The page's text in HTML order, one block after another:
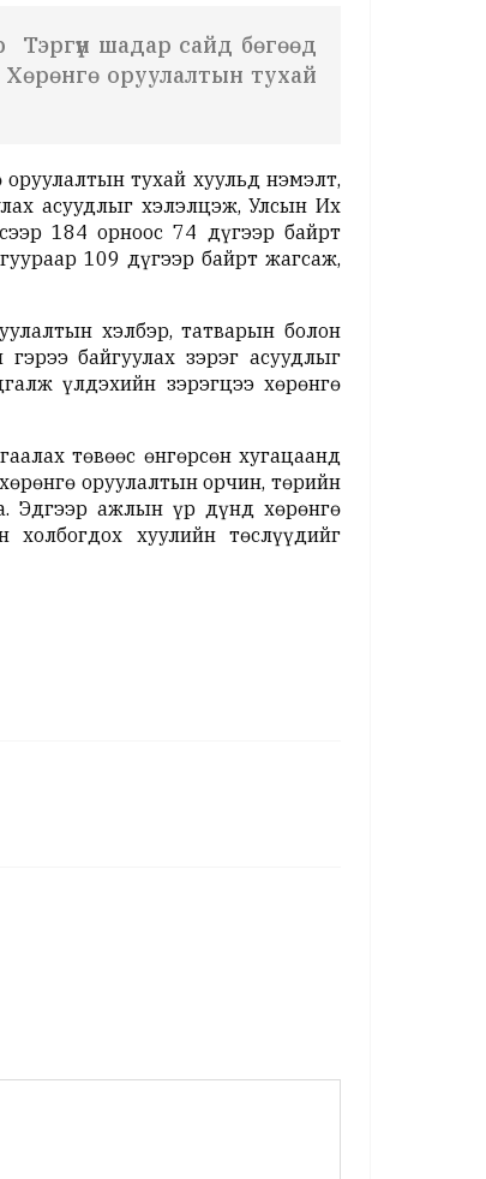
шадар сайд бөгөөд
оруулалтын тухай
тухай хуульд нэмэлт,
асуудлыг хэлэлцэж, Улсын Их
184 орноос 74 дүгээр байрт
109 дүгээр байрт жагсаж,
хэлбэр, татварын болон
байгуулах зэрэг асуудлыг
үлдэхийн зэрэгцээ хөрөнгө
төвөөс өнгөрсөн хугацаанд
оруулалтын орчин, төрийн
Эдгээр ажлын үр дүнд хөрөнгө
хуулийн төслүүдийг